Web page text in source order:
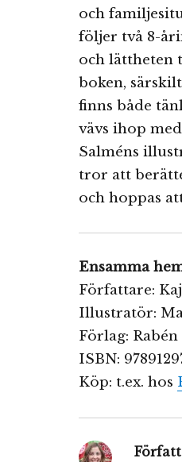
och
följer två 8-
och lättheten
boken,
finns både
vävs ihop
Salméns
tror att
och hoppas
Ensamma
Författare:
Illustratör:
Förlag:
ISBN:
Köp: t.ex. hos